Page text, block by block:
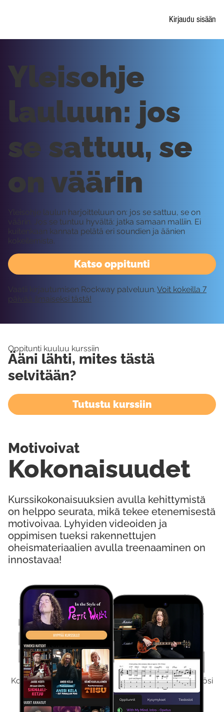
Kirjaudu sisään
Kokeile Ilmaiseksi
Kokeilemalla ilmaiseksi saat koko sisältömme käyttöösi
viikon ajaksi.
Katso oppitunti
Yleisohje
lauluun: jos
se sattuu, se
on väärin
Yleisohje laulun harjoitteluun on: jos se sattuu, se on
väärin. Jos se tuntuu hyvältä: jatka samaan malliin. Ei
kuitenkaan kannata pelätä eri soundien ja äänien
kokeilemista.
Vaatii kirjautumisen Rockway palveluun. Voit kokeilla 7
päivää ilmaiseksi tästä!
Oppitunti kuuluu kurssiin
Ääni lähti, mites tästä
selvitään?
Tutustu kurssiin
Kurssikokonaisuuksien avulla kehittymistä
on helppo seurata, mikä tekee etenemisestä
motivoivaa. Lyhyiden videoiden ja
oppimisen tueksi rakennettujen
oheismateriaalien avulla treenaaminen on
innostavaa!
Kokonaisuudet
Motivoivat